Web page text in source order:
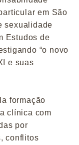
em São
sexualidade
Estudos de
“o novo
e suas
formação
clínica com
por
conflitos